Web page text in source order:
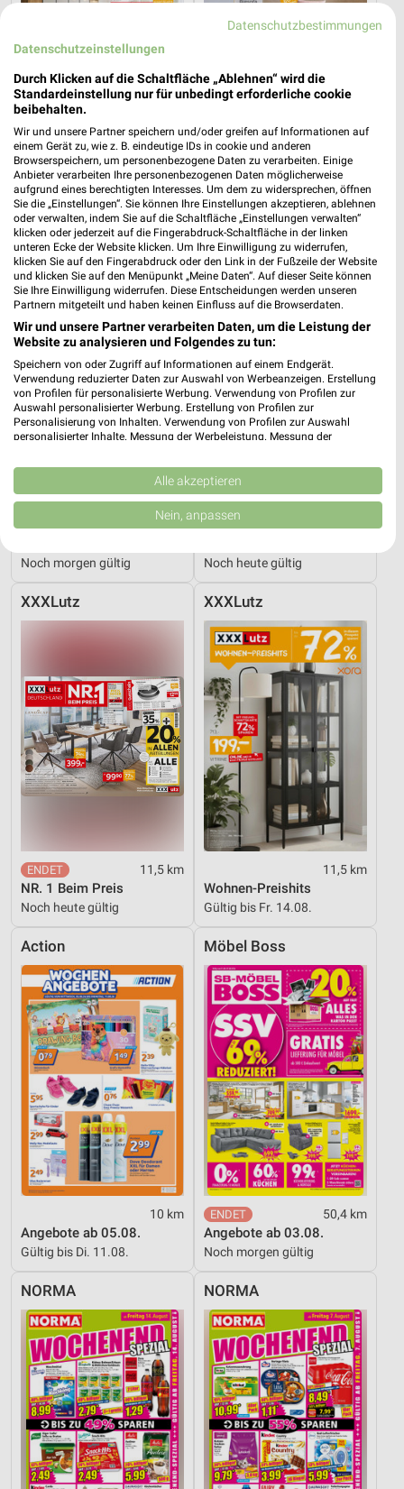
11,5 km
Schlafzimmer Spezial
Noch heute gültig
11,5 km
Junges Wohnen
Gültig bis Fr. 14.08.
Thomas Philipps
13,8 km
Noch morgen gültig
XXXLutz
Noch heute gültig
XXXLutz
11,5 km
NR. 1 Beim Preis
Noch heute gültig
XXXLutz
11,5 km
Wohnen-Preishits
Gültig bis Fr. 14.08.
Action
10 km
Angebote ab 05.08.
Gültig bis Di. 11.08.
Möbel Boss
50,4 km
Angebote ab 03.08.
Noch morgen gültig
NORMA NORMA
Datenschutzbestimmungen
Datenschutzeinstellungen
Durch Klicken auf die Schaltfläche „Ablehnen“ wird die
Standardeinstellung nur für unbedingt erforderliche cookie
beibehalten.
Wir und unsere Partner speichern und/oder greifen auf Informationen auf
einem Gerät zu, wie z. B. eindeutige IDs in cookie und anderen
Browserspeichern, um personenbezogene Daten zu verarbeiten. Einige
Anbieter verarbeiten Ihre personenbezogenen Daten möglicherweise
aufgrund eines berechtigten Interesses. Um dem zu widersprechen, öffnen
Sie die „Einstellungen“. Sie können Ihre Einstellungen akzeptieren, ablehnen
oder verwalten, indem Sie auf die Schaltfläche „Einstellungen verwalten“
klicken oder jederzeit auf die Fingerabdruck-Schaltfläche in der linken
unteren Ecke der Website klicken. Um Ihre Einwilligung zu widerrufen,
klicken Sie auf den Fingerabdruck oder den Link in der Fußzeile der Website
und klicken Sie auf den Menüpunkt „Meine Daten“. Auf dieser Seite können
Sie Ihre Einwilligung widerrufen. Diese Entscheidungen werden unseren
Partnern mitgeteilt und haben keinen Einfluss auf die Browserdaten.
Wir und unsere Partner verarbeiten Daten, um die Leistung der
Website zu analysieren und Folgendes zu tun:
Speichern von oder Zugriff auf Informationen auf einem Endgerät.
Verwendung reduzierter Daten zur Auswahl von Werbeanzeigen. Erstellung
von Profilen für personalisierte Werbung. Verwendung von Profilen zur
Auswahl personalisierter Werbung. Erstellung von Profilen zur
Personalisierung von Inhalten. Verwendung von Profilen zur Auswahl
personalisierter Inhalte. Messung der Werbeleistung. Messung der
Kombinationen von Daten aus verschiedenen Quellen. Entwicklung und
Verbesserung der Angebote. Verwendung reduzierter Daten zur Auswahl
von Inhalten.
Daten können außerhalb der Europäischen Union weitergegeben und in die
Website/App.
Wir nutzen Ihre Daten für folgende Zwecke:
Speichern von oder Zugriff auf Informationen
Verwendung reduzierter Daten zur Auswahl von
Werbeanzeigen
Erstellung von Profilen für personalisierte
Werbung
Verwendung von Profilen zur Auswahl
Erstellung von Profilen zur Personalisierung
von Inhalten
Verwendung von Profilen zur Auswahl
Messung der Werbeleistung
Messung der Performance von Inhalten
Analyse von Zielgruppen durch Statistiken oder
Kombinationen von Daten aus verschiedenen
Quellen
Entwicklung und Verbesserung der Angebote
Verwendung reduzierter Daten zur Auswahl von
Inhalten
IAB-Besonderheiten:
Verwendung genauer Standortdaten
Geräte anhand von aktiv angeforderten
Notwendig
Performance
Funktional
Werbung
Alle akzeptieren
Nein, anpassen